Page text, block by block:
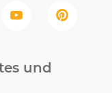
und